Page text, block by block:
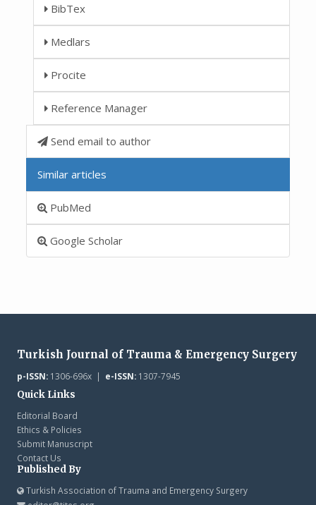
BibTex
Medlars
Procite
Reference Manager
Send email to author
Similar articles
PubMed
Google Scholar
Turkish Journal of Trauma & Emergency Surgery
p-ISSN:1306-696x | e-ISSN:1307-7945
Quick Links
Editorial Board
Ethics & Policies
Submit Manuscript
Contact Us
Published By
Turkish Association of Trauma and Emergency Surgery